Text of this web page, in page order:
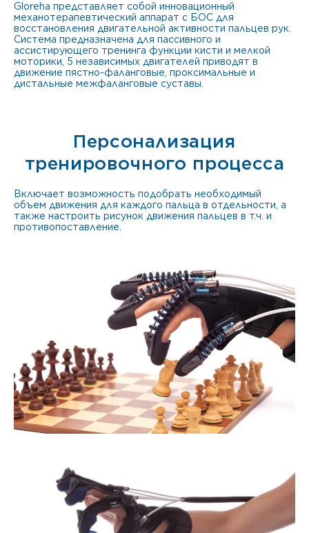
Gloreha представляет собой инновационный
механотерапевтический аппарат с БОС для
восстановления двигательной активности пальцев рук.
Система предназначена для пассивного и
ассистирующего тренинга функции кисти и мелкой
моторики, 5 независимых двигателей приводят в
движение пястно-фаланговые, проксимальные и
дистальные межфаланговые суставы.
Персонализация
тренировочного процесса
Включает возможность подобрать необходимый
объем движения для каждого пальца в отдельности, а
также настроить рисунок движения пальцев в т.ч. и
противопоставление.